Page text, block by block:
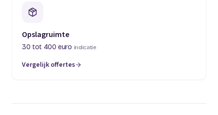
Opslagruimte
30 tot 400 euro indicatie
Vergelijk offertes
(opent in een nieuw tabblad)